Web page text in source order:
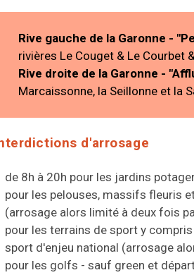
Rive gauche de la Garonne -
rivières Le Couget & Le Courbet
Rive droite de la Garonne -
Marcaissonne, la Seillonne et la
d'arrosage
de 8h à 20h pour les jardins
pour les pelouses, massifs fleuris
(arrosage alors limité à deux fois
pour les terrains de sport y
sport d'enjeu national (arrosage
pour les golfs - sauf green et